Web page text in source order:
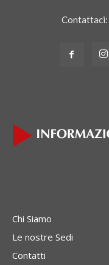
Contattaci:
Chi Siamo
Le nostre Sedi
Contatti